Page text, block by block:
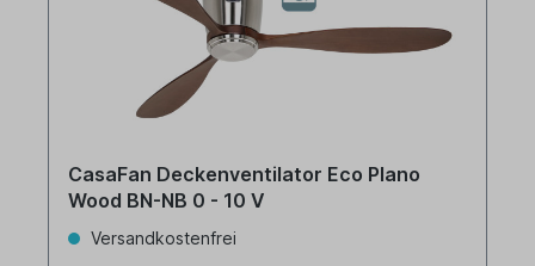
CasaFan Deckenventilator Eco Plano
Wood BN-NB 0 - 10 V
Versandkostenfrei